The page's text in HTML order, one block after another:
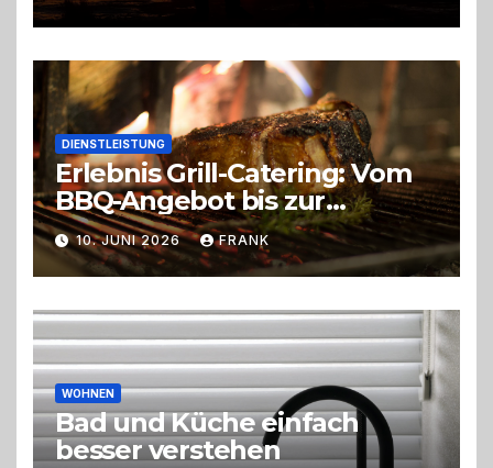
DIENSTLEISTUNG
Erlebnis Grill-Catering: Vom
BBQ-Angebot bis zur
perfekten Eventorganisation
Trend zu Outdoor-Events,
Erlebnisgastronomie und
Live-Cooking
10. JUNI 2026 FRANK
WOHNEN
Bad und Küche einfach
besser verstehen